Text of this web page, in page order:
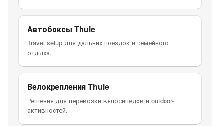
Автобоксы Thule
Travel setup для дальних поездок и семейного
отдыха.
Велокрепления Thule
Решения для перевозки велосипедов и outdoor-
активностей.